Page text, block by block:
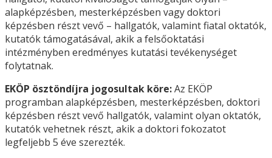
alapképzésben, mesterképzésben vagy doktori
képzésben részt vevő – hallgatók, valamint fiatal oktatók,
kutatók támogatásával, akik a felsőoktatási
intézményben eredményes kutatási tevékenységet
folytatnak.
EKÖP ösztöndíjra jogosultak köre:Az EKÖP
programban alapképzésben, mesterképzésben, doktori
képzésben részt vevő hallgatók, valamint olyan oktatók,
kutatók vehetnek részt, akik a doktori fokozatot
legfeljebb 5 éve szerezték.